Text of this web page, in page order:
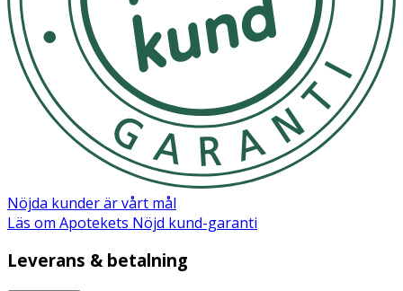
Nöjda kunder är vårt mål
Läs om Apotekets Nöjd kund-garanti
Leverans & betalning